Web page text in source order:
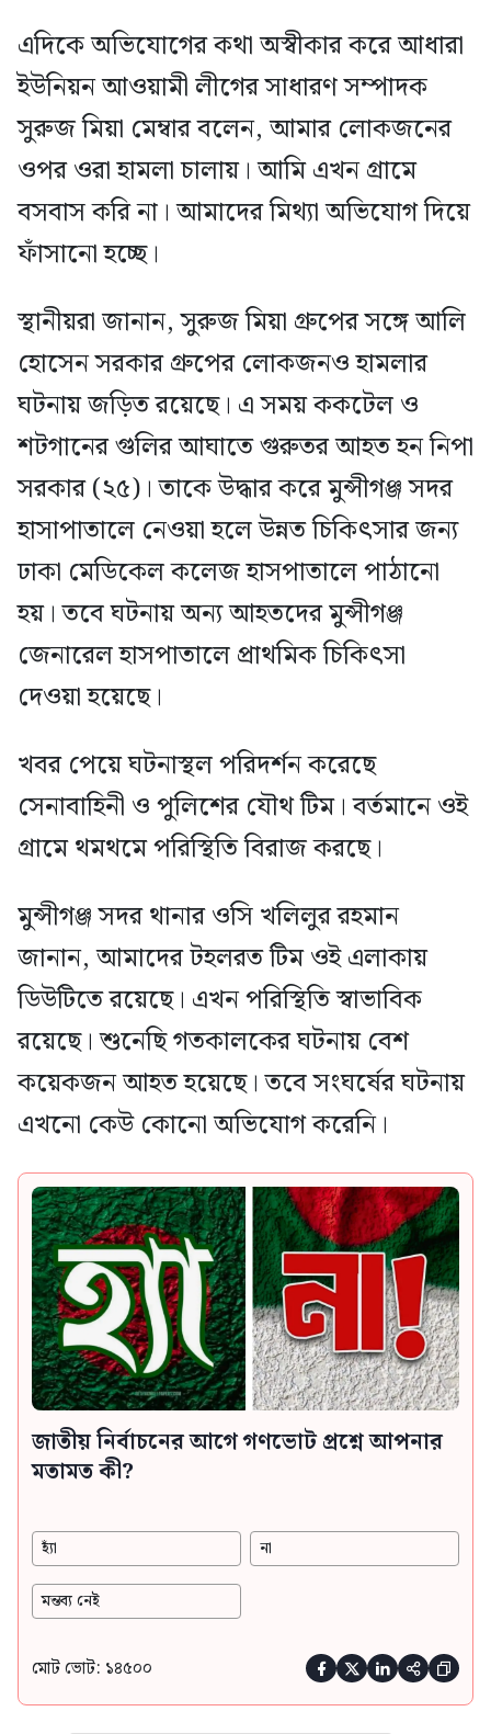
এদিকে অভিযোগের কথা অস্বীকার করে আধারা
ইউনিয়ন আওয়ামী লীগের সাধারণ সম্পাদক
সুরুজ মিয়া মেম্বার বলেন, আমার লোকজনের
ওপর ওরা হামলা চালায়। আমি এখন গ্রামে
বসবাস করি না। আমাদের মিথ্যা অভিযোগ দিয়ে
ফাঁসানো হচ্ছে।
স্থানীয়রা জানান, সুরুজ মিয়া গ্রুপের সঙ্গে আলি
হোসেন সরকার গ্রুপের লোকজনও হামলার
ঘটনায় জড়িত রয়েছে। এ সময় ককটেল ও
শটগানের গুলির আঘাতে গুরুতর আহত হন নিপা
সরকার (২৫)। তাকে উদ্ধার করে মুন্সীগঞ্জ সদর
হাসাপাতালে নেওয়া হলে উন্নত চিকিৎসার জন্য
ঢাকা মেডিকেল কলেজ হাসপাতালে পাঠানো
হয়। তবে ঘটনায় অন্য আহতদের মুন্সীগঞ্জ
জেনারেল হাসপাতালে প্রাথমিক চিকিৎসা
দেওয়া হয়েছে।
খবর পেয়ে ঘটনাস্থল পরিদর্শন করেছে
সেনাবাহিনী ও পুলিশের যৌথ টিম। বর্তমানে ওই
গ্রামে থমথমে পরিস্থিতি বিরাজ করছে।
মুন্সীগঞ্জ সদর থানার ওসি খলিলুর রহমান
জানান, আমাদের টহলরত টিম ওই এলাকায়
ডিউটিতে রয়েছে। এখন পরিস্থিতি স্বাভাবিক
রয়েছে। শুনেছি গতকালকের ঘটনায় বেশ
কয়েকজন আহত হয়েছে। তবে সংঘর্ষের ঘটনায়
এখনো কেউ কোনো অভিযোগ করেনি।
জাতীয় নির্বাচনের আগে গণভোট প্রশ্নে আপনার
মতামত কী?
হ্যাঁ না
মন্তব্য নেই
মোট ভোট: ১৪৫০০     